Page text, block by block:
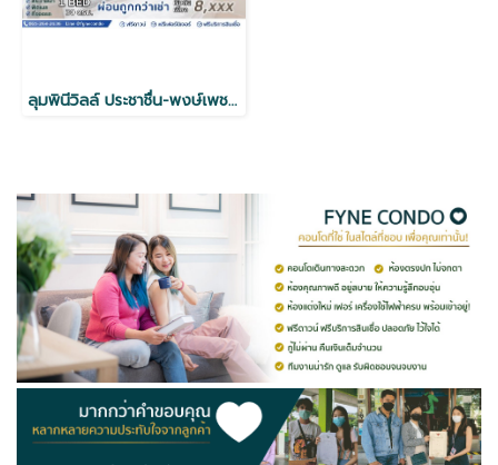
ลุมพินีวิลล์ ประชาชื่น-พงษ์เพชร2 ★ 1ห้องนอน 30ตร.ม.